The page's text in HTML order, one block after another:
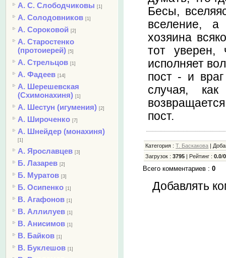
А. С. Слободчиковы [1]
А. Солодовников [1]
А. Сороковой [2]
А. Старостенко
(протоиерей) [5]
А. Стрельцов [1]
А. Фадеев [14]
А. Шерешевская
(Схимонахиня) [1]
А. Шестун (игумения) [2]
А. Широченко [7]
А. Шнейдер (монахиня)
[1]
А. Ярославцев [3]
Б. Лазарев [2]
Б. Муратов [3]
Б. Осипенко [1]
В. Агафонов [1]
В. Аллилуев [1]
В. Анисимов [1]
В. Байков [1]
В. Буклешов [1]
Бесы,
вселение, а
хозяина
тот
исполняет
пост - и
случая,
пост.
Категория :Т. Баскакова
Загрузок :3795 Рейтинг :0.0/0
Всего комментариев :0
Добавлять